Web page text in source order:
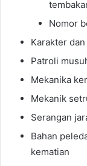
Nomor
Karakter
Patroli
Mekanika
Mekanik
Serangan
Bahan
kematian